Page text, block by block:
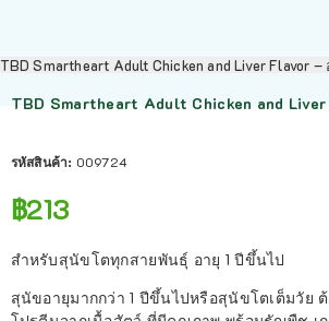
TBD Smartheart Adult Chicken and Liver Flavor
TBD Smartheart Adult Chicken and
รหัสสินค้า: 009724
฿213
สำหรับสุนัขโตทุกสายพันธุ์ อายุ 1 ปีขึ้นไป
สุนัขอายุมากกว่า 1 ปีขึ้นไปหรือสุนัขโตเต็มวัย